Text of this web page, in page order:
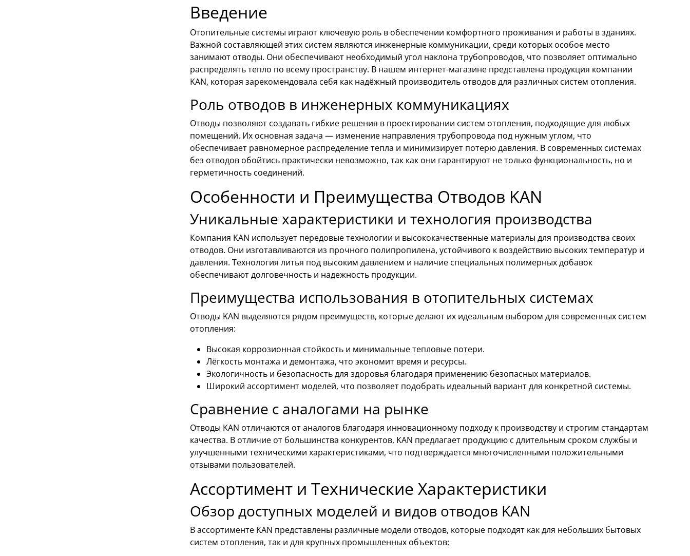
Введение
Отопительные системы играют ключевую роль в обеспечении комфортного проживания и работы в зданиях.
Важной составляющей этих систем являются инженерные коммуникации, среди которых особое место
занимают отводы. Они обеспечивают необходимый угол наклона трубопроводов, что позволяет оптимально
распределять тепло по всему пространству. В нашем интернет-магазине представлена продукция компании
KAN, которая зарекомендовала себя как надёжный производитель отводов для различных систем отопления.
Роль отводов в инженерных коммуникациях
Отводы позволяют создавать гибкие решения в проектировании систем отопления, подходящие для любых
помещений. Их основная задача — изменение направления трубопровода под нужным углом, что
обеспечивает равномерное распределение тепла и минимизирует потерю давления. В современных системах
без отводов обойтись практически невозможно, так как они гарантируют не только функциональность, но и
герметичность соединений.
Особенности и Преимущества Отводов KAN
Уникальные характеристики и технология производства
Компания KAN использует передовые технологии и высококачественные материалы для производства своих
отводов. Они изготавливаются из прочного полипропилена, устойчивого к воздействию высоких температур и
давления. Технология литья под высоким давлением и наличие специальных полимерных добавок
обеспечивают долговечность и надежность продукции.
Преимущества использования в отопительных системах
Отводы KAN выделяются рядом преимуществ, которые делают их идеальным выбором для современных систем
отопления:
Высокая коррозионная стойкость и минимальные тепловые потери.
Лёгкость монтажа и демонтажа, что экономит время и ресурсы.
Экологичность и безопасность для здоровья благодаря применению безопасных материалов.
Широкий ассортимент моделей, что позволяет подобрать идеальный вариант для конкретной системы.
Сравнение с аналогами на рынке
Отводы KAN отличаются от аналогов благодаря инновационному подходу к производству и строгим стандартам
качества. В отличие от большинства конкурентов, KAN предлагает продукцию с длительным сроком службы и
улучшенными техническими характеристиками, что подтверждается многочисленными положительными
отзывами пользователей.
Ассортимент и Технические Характеристики
Обзор доступных моделей и видов отводов KAN
В ассортименте KAN представлены различные модели отводов, которые подходят как для небольших бытовых
систем отопления, так и для крупных промышленных объектов: